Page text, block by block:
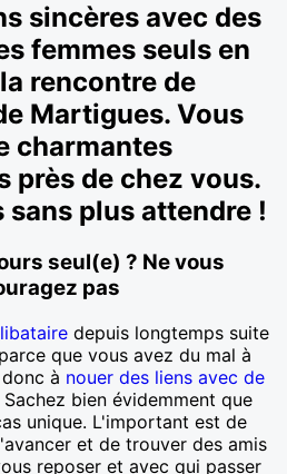
sincères avec des
femmes seuls en
rencontre de
Martigues. Vous
charmantes
près de chez vous.
plus attendre !
seul(e) ? Ne vous
pas
depuis longtemps suite
que vous avez du mal à
à nouer des liens avec de
Sachez bien évidemment que
unique. L'important est de
et de trouver des amis
reposer et avec qui passer